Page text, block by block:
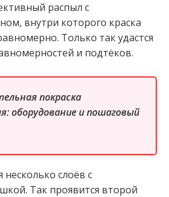
распыл с
внутри которого краска
Только так удастся
и подтёков.
покраска
оборудование и пошаговый
слоёв с
Так проявится второй